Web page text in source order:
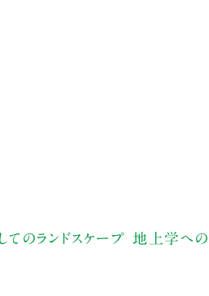
てのランドスケープ 地上学